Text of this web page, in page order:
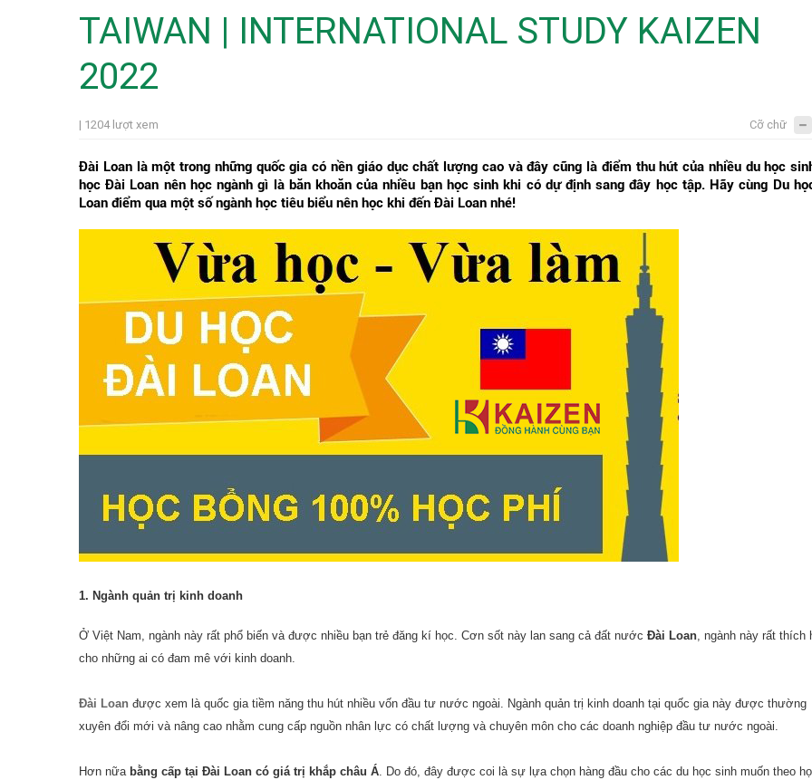
German market
TAIWAN | INTERNATIONAL STUDY KAIZEN
2022
| 1204 lượt xem Cỡ chữ
Đài Loan là một trong những quốc gia có nền giáo dục chất lượng cao và đây cũng là điểm thu hút của nhiều du học
học Đài Loan nên học ngành gì là băn khoăn của nhiều bạn học sinh khi có dự định sang đây học tập. Hãy cùng Du
Loan điểm qua một số ngành học tiêu biểu nên học khi đến Đài Loan nhé!
1. Ngành quản trị kinh doanh
Ở Việt Nam, ngành này rất phổ biến và được nhiều bạn trẻ đăng kí học. Cơn sốt này lan sang cả đất nước Đài Loan, ngành này rất thích
cho những ai có đam mê với kinh doanh.
Đài Loan được xem là quốc gia tiềm năng thu hút nhiều vốn đầu tư nước ngoài. Ngành quản trị kinh doanh tại quốc gia này được thường
xuyên đổi mới và nâng cao nhằm cung cấp nguồn nhân lực có chất lượng và chuyên môn cho các doanh nghiệp đầu tư nước ngoài.
Hơn nữa bằng cấp tại Đài Loan có giá trị khắp châu Á. Do đó, đây được coi là sự lựa chọn hàng đầu cho các du học sinh muốn theo